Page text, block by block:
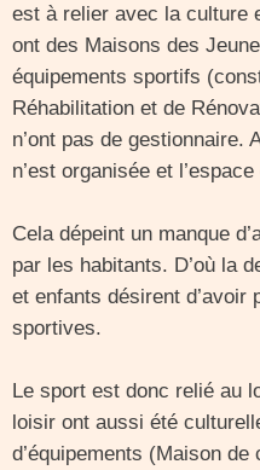
est à relier avec la culture
ont des Maisons des
équipements sportifs
Réhabilitation et de
n’ont pas de gestionnaire.
n’est organisée et
Cela dépeint un manque
par les habitants. D’où la
et enfants désirent d’avoir
sportives.
Le sport est donc relié au
loisir ont aussi été
d’équipements (Maison